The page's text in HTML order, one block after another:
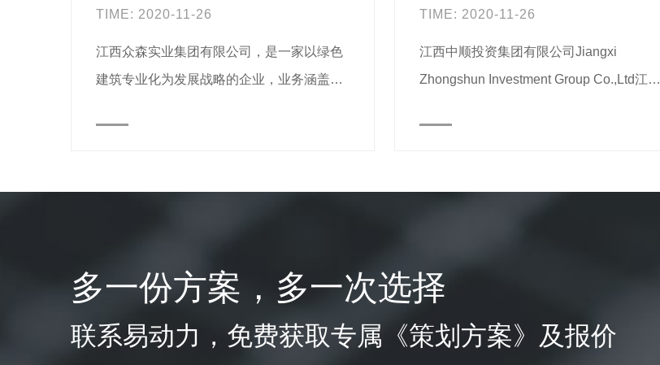
TIME: 2020-11-26
江西众森实业集团有限公司，是一家以绿色
建筑专业化为发展战略的企业，业务涵盖地
TIME: 2020-11-26
江西中顺投资集团有限公司Jiangxi
Zhongshun Investment Group Co.,Ltd江西
多一份方案，多一次选择
联系易动力，免费获取专属《策划方案》及报价